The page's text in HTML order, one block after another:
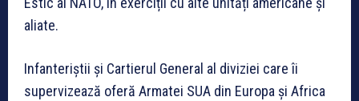
aliate.
Infanteriștii și Cartierul General al diviziei care îi
supervizează oferă Armatei SUA din Europa și Africa